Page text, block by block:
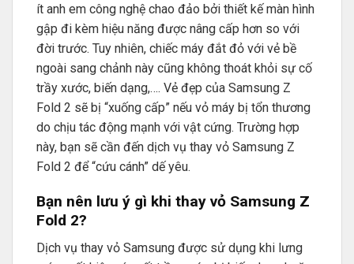
ít anh em công nghệ chao đảo bởi thiết kế màn hình
gập đi kèm hiệu năng được nâng cấp hơn so với
đời trước. Tuy nhiên, chiếc máy đắt đỏ với vẻ bề
ngoài sang chảnh này cũng không thoát khỏi sự cố
trầy xước, biến dạng,…. Vẻ đẹp của Samsung Z
Fold 2 sẽ bị “xuống cấp” nếu vỏ máy bị tổn thương
do chịu tác động mạnh với vật cứng. Trường hợp
này, bạn sẽ cần đến dịch vụ thay vỏ Samsung Z
Fold 2 để “cứu cánh” dế yêu.
Bạn nên lưu ý gì khi thay vỏ Samsung Z
Fold 2?
Dịch vụ thay vỏ Samsung được sử dụng khi lưng